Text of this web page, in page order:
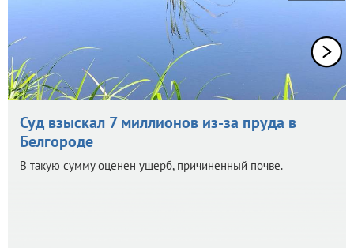
Суд взыскал 7 миллионов из-за пруда в
Белгороде
В такую сумму оценен ущерб, причиненный почве.